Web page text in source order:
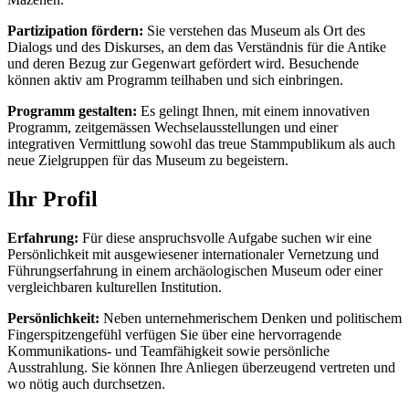
Partizipation fördern: Sie verstehen das Museum als Ort des
Dialogs und des Diskurses, an dem das Verständnis für die Antike
und deren Bezug zur Gegenwart gefördert wird. Besuchende
können aktiv am Programm teilhaben und sich einbringen.
Programm gestalten: Es gelingt Ihnen, mit einem innovativen
Programm, zeitgemässen Wechselausstellungen und einer
integrativen Vermittlung sowohl das treue Stammpublikum als auch
neue Zielgruppen für das Museum zu begeistern.
Ihr Profil
Erfahrung: Für diese anspruchsvolle Aufgabe suchen wir eine
Persönlichkeit mit ausgewiesener internationaler Vernetzung und
Führungserfahrung in einem archäologischen Museum oder einer
vergleichbaren kulturellen Institution.
Persönlichkeit: Neben unternehmerischem Denken und politischem
Fingerspitzengefühl verfügen Sie über eine hervorragende
Kommunikations- und Teamfähigkeit sowie persönliche
Ausstrahlung. Sie können Ihre Anliegen überzeugend vertreten und
wo nötig auch durchsetzen.